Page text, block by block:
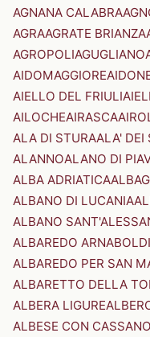
AGNANA CALABRA
AGRAAGRATE BRIANZA
AGROPOLIAGUGLIANO
AIDOMAGGIORE
AIELLO DEL FRIULI
AILOCHEAIRASCA
ALA DI STURAALA' DEI
ALANNOALANO DI
ALBA ADRIATICA
ALBANO DI LUCANIA
ALBANO
ALBAREDO ARNABOLDI
ALBAREDO PER SAN
ALBARETTO DELLA
ALBERA LIGURE
ALBESE CON CASSANO